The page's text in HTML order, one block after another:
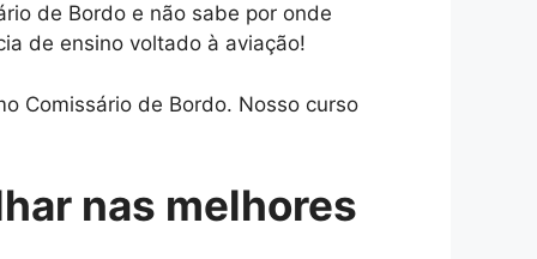
de Bordo e não sabe por onde
de ensino voltado à aviação!
Comissário de Bordo. Nosso curso
nas melhores